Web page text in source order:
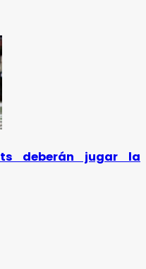
deberán jugar la